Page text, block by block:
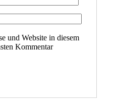
und Website in diesem
Kommentar